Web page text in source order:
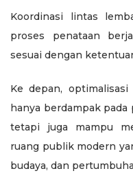
Koordinasi lintas
proses penataan
sesuai dengan
Ke depan,
hanya berdampak
tetapi juga mampu
ruang publik modern
budaya, dan